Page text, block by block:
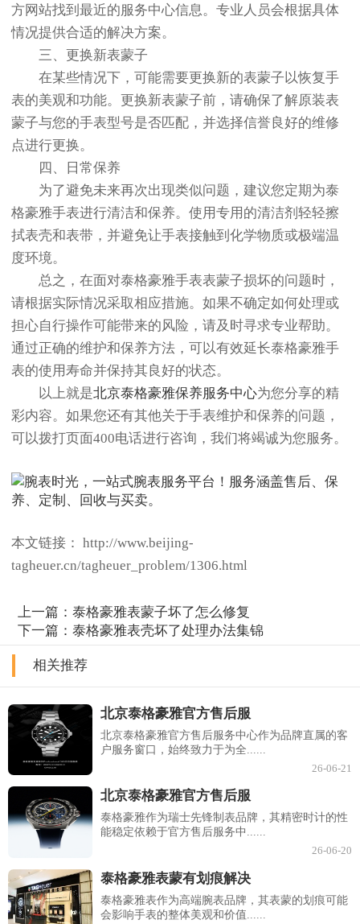
方网站找到最近的服务中心信息。专业人员会根据具体
情况提供合适的解决方案。
三、更换新表蒙子
在某些情况下，可能需要更换新的表蒙子以恢复手
表的美观和功能。更换新表蒙子前，请确保了解原装表
蒙子与您的手表型号是否匹配，并选择信誉良好的维修
点进行更换。
四、日常保养
为了避免未来再次出现类似问题，建议您定期为泰
格豪雅手表进行清洁和保养。使用专用的清洁剂轻轻擦
拭表壳和表带，并避免让手表接触到化学物质或极端温
度环境。
总之，在面对泰格豪雅手表表蒙子损坏的问题时，
请根据实际情况采取相应措施。如果不确定如何处理或
担心自行操作可能带来的风险，请及时寻求专业帮助。
通过正确的维护和保养方法，可以有效延长泰格豪雅手
表的使用寿命并保持其良好的状态。
以上就是北京泰格豪雅保养服务中心为您分享的精
彩内容。如果您还有其他关于手表维护和保养的问题，
可以拨打页面400电话进行咨询，我们将竭诚为您服务。
本文链接： http://www.beijing-
tagheuer.cn/tagheuer_problem/1306.html
上一篇：泰格豪雅表蒙子坏了怎么修复
下一篇：泰格豪雅表壳坏了处理办法集锦
相关推荐
北京泰格豪雅官方售后服
北京泰格豪雅官方售后服务中心作为品牌直属的客
户服务窗口，始终致力于为全......
26-06-21
北京泰格豪雅官方售后服
泰格豪雅作为瑞士先锋制表品牌，其精密时计的性
能稳定依赖于官方售后服务中......
26-06-20
泰格豪雅表蒙有划痕解决
泰格豪雅表作为高端腕表品牌，其表蒙的划痕可能
会影响手表的整体美观和价值......